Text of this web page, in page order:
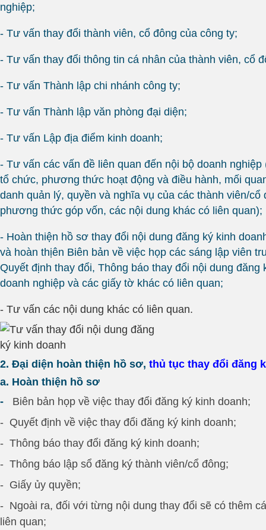
nghiệp;
- Tư vấn thay đổi thành viên, cổ đông của công ty;
- Tư vấn thay đổi thông tin cá nhân của thành viên, cổ
- Tư vấn Thành lập chi nhánh công ty;
- Tư vấn Thành lập văn phòng đại diện;
- Tư vấn Lập địa điểm kinh doanh;
- Tư vấn các vấn đề liên quan đến nội bộ doanh
tổ chức, phương thức hoạt động và điều hành, mối
danh quản lý, quyền và nghĩa vụ của các thành viên/cổ
phương thức góp vốn, các nội dung khác có liên quan);
- Hoàn thiện hồ sơ thay đổi nội dung đăng ký kinh
và hoàn thịên Biên bản về việc họp các sáng lập viên
Quyết định thay đổi, Thông báo thay đổi nội dung đăng
doanh nghiệp và các giấy tờ khác có liên quan;
- Tư vấn các nội dung khác có liên quan.
2. Đại diện hoàn thiện hồ sơ, thủ tục thay đổi đăng
a. Hoàn thiện hồ sơ
- Biên bản họp về việc thay đổi đăng ký kinh doanh;
- Quyết định về việc thay đổi đăng ký kinh doanh;
- Thông báo thay đổi đăng ký kinh doanh;
- Thông báo lập sổ đăng ký thành viên/cổ đông;
- Giấy ủy quyền;
- Ngoài ra, đối với từng nội dung thay đổi sẽ có thêm
liên quan;